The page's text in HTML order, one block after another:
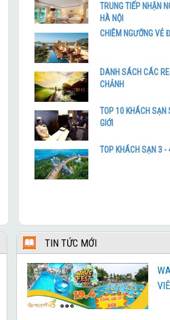
22,990,000 đ
24,990,000 đ
109,900,000 đ
88,900,000 đ
85,900,000 đ
90,900,000 đ
7,990,000 đ
HÀ NỘI – HONGKONG – HÀ NỘI
NHẬT BẢN HOA ANH ĐÀO 2026
HÀ NỘI – BUSAN – DU THUYỀN
NAMI– HÀ NỘI
KHÁM PHÁ SEOUL-BUSAN
KHÁM PHÁ XỨ SỞ KIM CHI HÀN
CUNG ĐƯỜNG VÀNG NHẬT BẢN
CUNG ĐƯỜNG VÀNG NHẬT BẢN
NHẬT BẢN XUÂN HÈ 2026
TRUNG TIẾP NHẬN
HÀ NỘI
CHIÊM NGƯỠNG VẺ
DANH SÁCH CÁC
CHẢNH
TOP 10 KHÁCH SẠN
GIỚI
TOP KHÁCH SẠN 3 -
TIN TỨC MỚI